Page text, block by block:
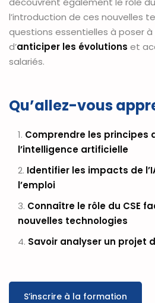
l’introduction de ces nouvelles
questions essentielles à poser
d’anticiper les évolutions et
salariés.
Qu’allez-vous
Comprendre les principes
l’intelligence artificielle
Identifier les impacts de
l’emploi
Connaître le rôle du CSE
nouvelles technologies
Savoir analyser un projet
S’inscrire à la formation